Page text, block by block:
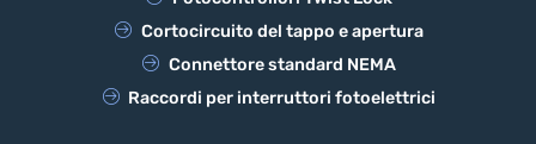
Cortocircuito del tappo e apertura
Connettore standard NEMA
Raccordi per interruttori fotoelettrici